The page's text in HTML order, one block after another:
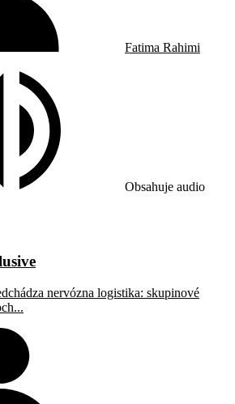
Fatima Rahimi
Obsahuje audio
nervózna logistika: skupinové